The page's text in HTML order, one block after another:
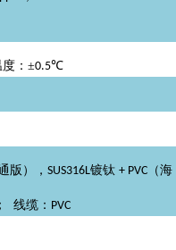
度：±0.5℃
版）， SUS316L镀钛 + PVC （海
线缆： PVC